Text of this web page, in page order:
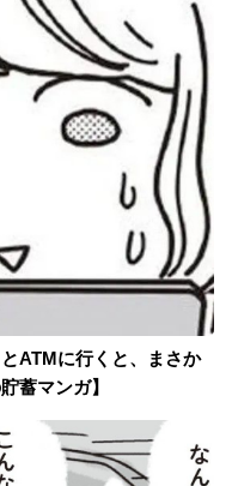
ATMに行くと、まさか
蓄マンガ】